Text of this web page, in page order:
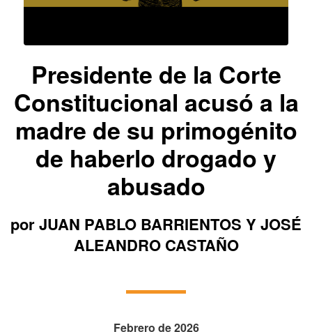
Presidente de la Corte
Constitucional acusó a la
madre de su primogénito
de haberlo drogado y
abusado
por JUAN PABLO BARRIENTOS Y JOSÉ
ALEANDRO CASTAÑO
Febrero de 2026